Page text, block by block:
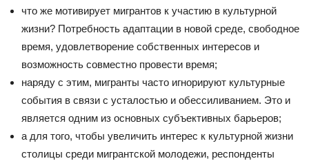
что же мотивирует мигрантов к участию в культурной
жизни? Потребность адаптации в новой среде, свободное
время, удовлетворение собственных интересов и
возможность совместно провести время;
наряду с этим, мигранты часто игнорируют культурные
события в связи с усталостью и обессиливанием. Это и
является одним из основных субъективных барьеров;
а для того, чтобы увеличить интерес к культурной жизни
столицы среди мигрантской молодежи, респонденты